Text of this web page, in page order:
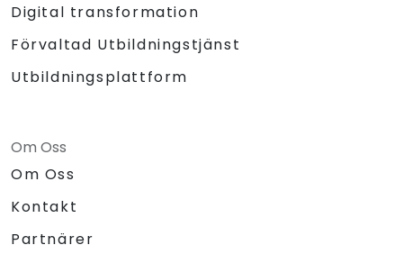
Digital transformation
Förvaltad Utbildningstjänst
Utbildningsplattform
Om Oss
Om Oss
Kontakt
Partnärer